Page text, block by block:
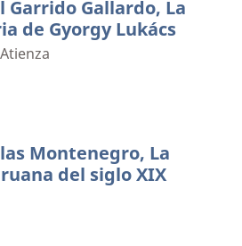
Garrido Gallardo, La
de Gyorgy Lukács
Montenegro, La
del siglo XIX